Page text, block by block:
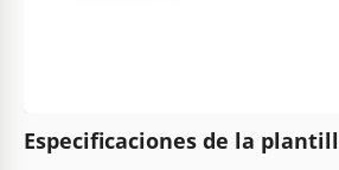
Especificaciones de la